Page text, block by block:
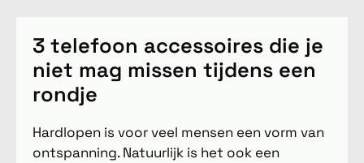
3 telefoon accessoires die je
niet mag missen tijdens een
rondje
Hardlopen is voor veel mensen een vorm van
ontspanning. Natuurlijk is het ook een